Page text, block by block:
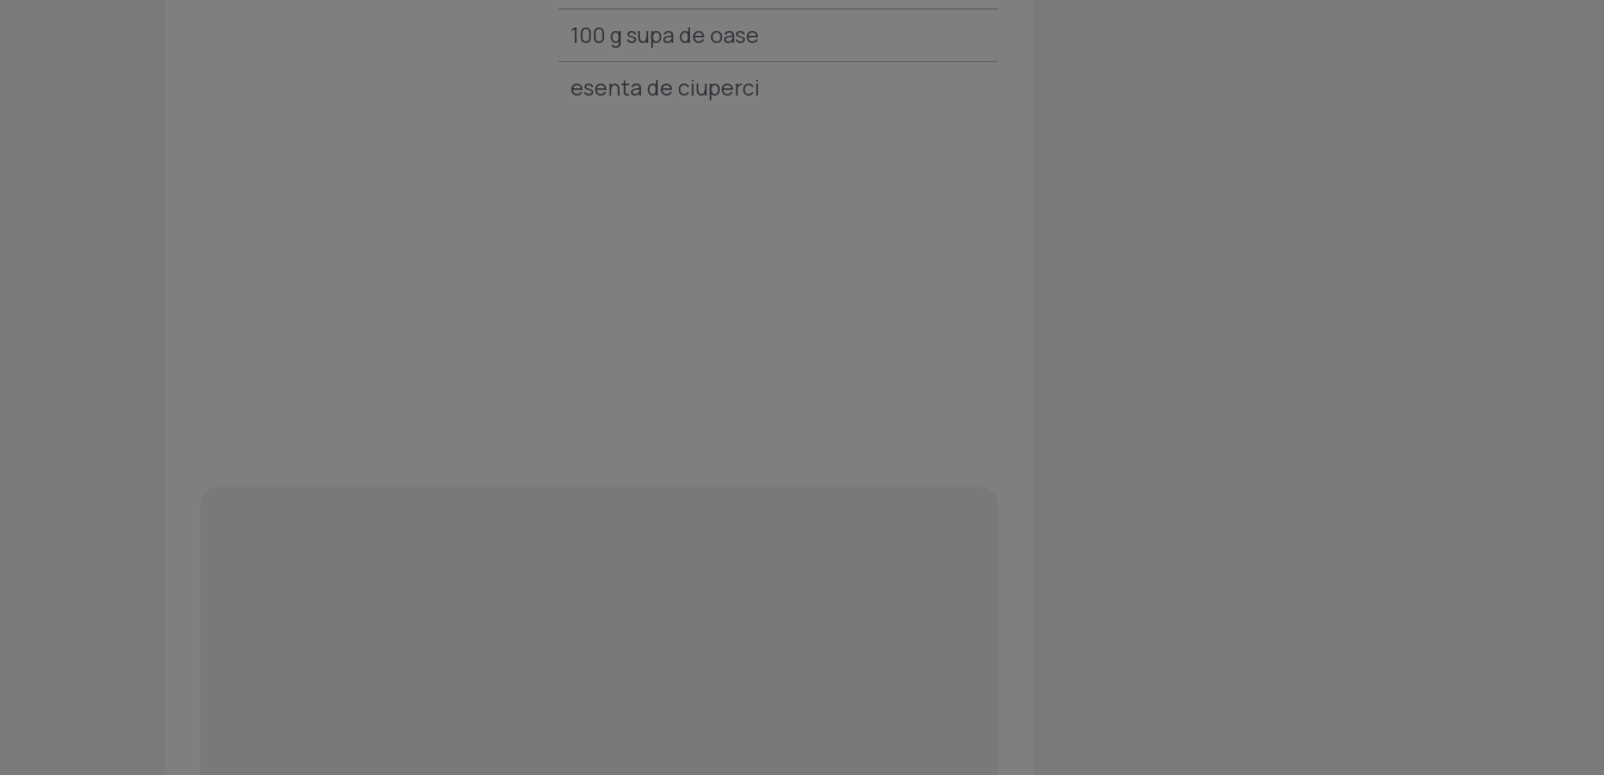
100 g supa de oase
esenta de ciuperci